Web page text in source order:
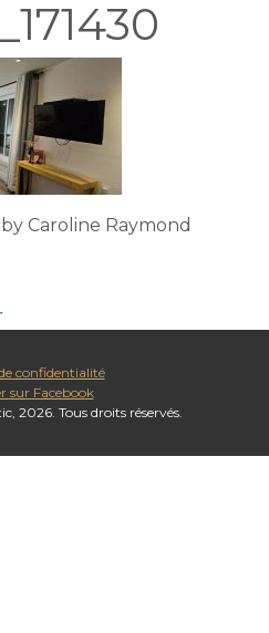
Caroline Raymond
2026. Tous droits réservés.
confidentialité
sur Facebook